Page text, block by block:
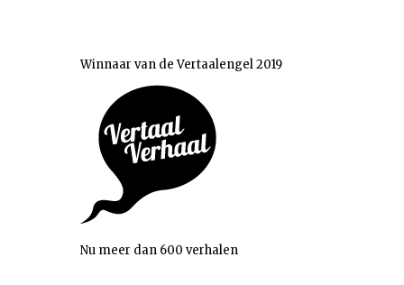
Winnaar van de Vertaalengel 2019
Nu meer dan 600 verhalen